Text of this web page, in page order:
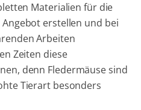
Materialien für die
erstellen und bei
Arbeiten
Zeiten diese
denn Fledermäuse sind
Tierart besonders